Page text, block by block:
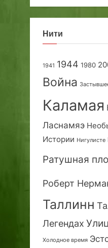
Нити
1941 1944 1980
Война
Каламая
Ласнамяэ
Истории Нигулисте
Ратушная
Роберт
Таллинн
Легендах
Холодное время